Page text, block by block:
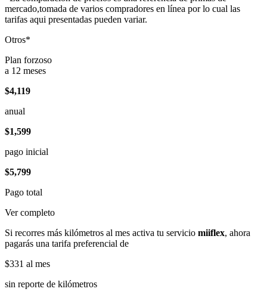
mercado,tomada de varios compradores en línea por lo cual las
tarifas aqui presentadas pueden variar.
Otros*
Plan forzoso
a 12 meses
$4,119
anual
$1,599
pago inicial
$5,799
Pago total
Ver completo
Si recorres más kilómetros al mes activa tu servicio miiflex, ahora
pagarás una tarifa preferencial de
$331 al mes
sin reporte de kilómetros